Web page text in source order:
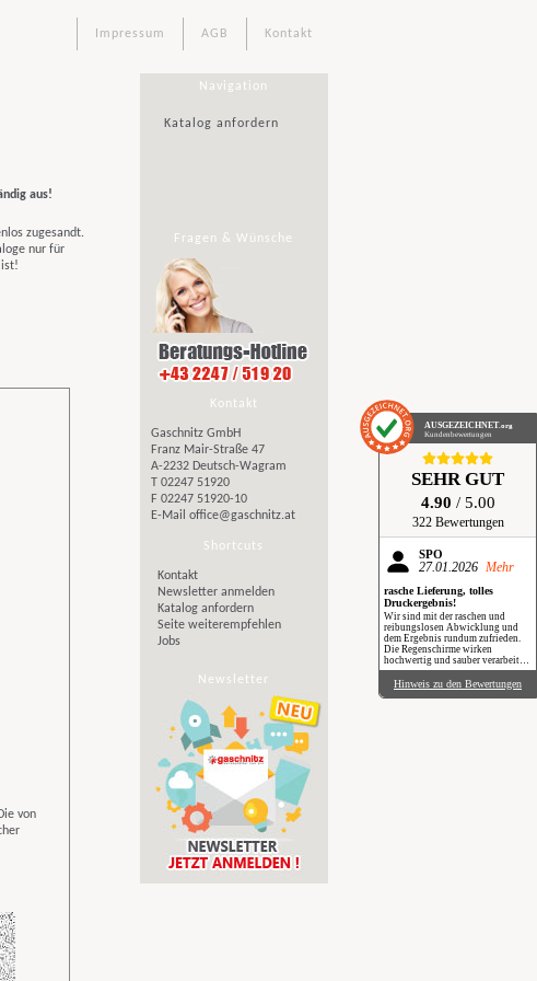
AUSGEZEICHNET.org
Kundenbewertungen
SEHR GUT
4.90 / 5.00
322 Bewertungen
SPÖ
27.01.2026 Mehr
rasche Lieferung, tolles
Druckergebnis!
Wir sind mit der raschen und
reibungslosen Abwicklung und
dem Ergebnis rundum zufrieden.
Die Regenschirme wirken
hochwertig und sauber verarbeitet.
Besonders positiv: Der Druck ist
gestochen scharf, farbintensiv und
auch bei genauerem Hinsehen sehr
Hinweis zu den Bewertungen
Kontakt
AGB
Impressum
aus!
zugesandt.
nur für
ist!
von
Navigation
Katalog anfordern
Fragen & Wünsche
Kontakt
Gaschnitz GmbH
Franz Mair-Straße 47
A-2232 Deutsch-Wagram
T 02247 51920
F 02247 51920-10
E-Mail office@gaschnitz.at
Shortcuts
Kontakt
Newsletter anmelden
Katalog anfordern
Seite weiterempfehlen
Jobs
Newsletter